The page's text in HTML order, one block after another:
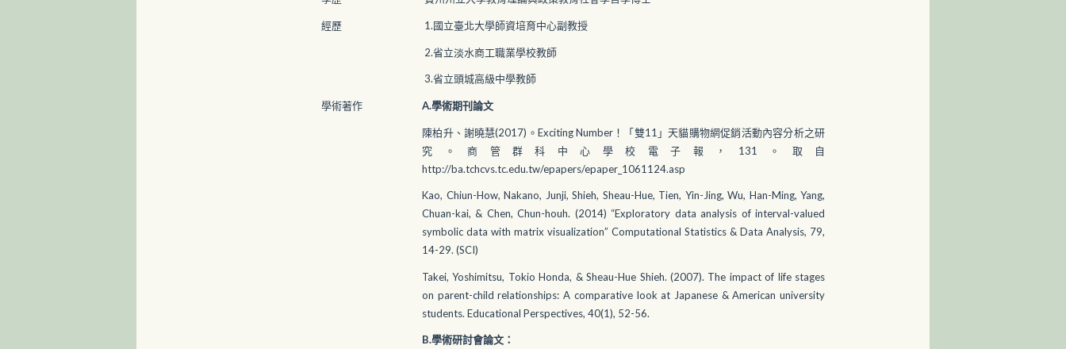
經歷 1.國立臺北大學師資培育中心副教授
2.省立淡水商工職業學校教師
3.省立頭城高級中學教師
學術著作 A.學術期刊論文
陳柏升、謝曉慧(2017)。Exciting Number！「雙11」天貓購物網促銷活動內容分析之研
究。商管群科中心學校電子報，131。取自
http://ba.tchcvs.tc.edu.tw/epapers/epaper_1061124.asp
Kao, Chiun-How, Nakano, Junji, Shieh, Sheau-Hue, Tien, Yin-Jing, Wu, Han-Ming, Yang,
Chuan-kai, & Chen, Chun-houh. (2014) “Exploratory data analysis of interval-valued
symbolic data with matrix visualization” Computational Statistics & Data Analysis, 79,
14-29. (SCI)
Takei, Yoshimitsu, Tokio Honda, & Sheau-Hue Shieh. (2007). The impact of life stages
on parent-child relationships: A comparative look at Japanese & American university
students. Educational Perspectives, 40(1), 52-56.
B.學術研討會論文：